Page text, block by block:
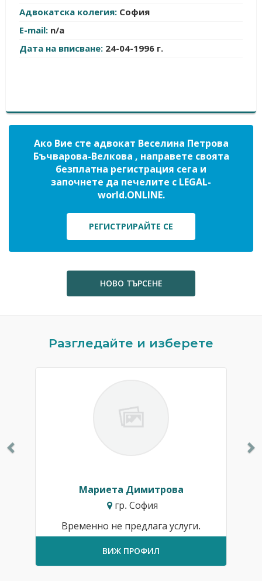
Адвокатска колегия: София
E-mail: n/a
Дата на вписване: 24-04-1996 г.
Ако Вие сте адвокат Веселина Петрова
Бъчварова-Велкова , направете своята
безплатна регистрация сега и
започнете да печелите с LEGAL-
world.ONLINE.
РЕГИСТРИРАЙТЕ СЕ
НОВО ТЪРСЕНЕ
Разгледайте и изберете
Мариета Димитрова
гр. София
Временно не предлага услуги.
ВИЖ ПРОФИЛ